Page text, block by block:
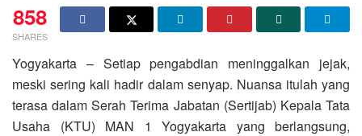
858
SHARES
Yogyakarta – Setiap pengabdian meninggalkan jejak,
meski sering kali hadir dalam senyap. Nuansa itulah yang
terasa dalam Serah Terima Jabatan (Sertijab) Kepala Tata
Usaha (KTU) MAN 1 Yogyakarta yang berlangsung,